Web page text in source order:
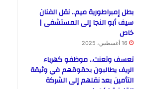
بطل إمبراطورية ميم.. نقل الفنان
سيف أبو النجا إلى المستشفى |
خاص
16 أغسطس، 2025
تعسف وتعنت.. موظفو كهرباء
الريف يطالبون بحقوقهم في وثيقة
التأمين بعد نقلهم إلى الشركة